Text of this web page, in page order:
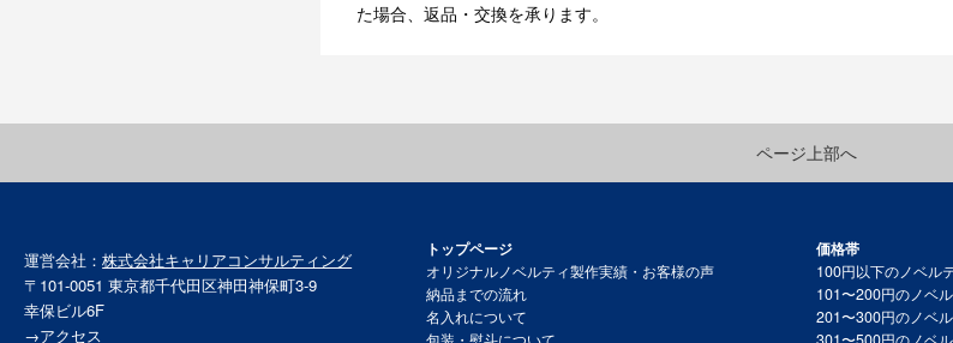
た場合、返品・交換を承ります。
ページ上部へ
運営会社：株式会社キャリアコンサルティング
〒101-0051 東京都千代田区神田神保町3-9
幸保ビル6F
→アクセス
トップページ
オリジナルノベルティ製作実績・お客様の声
納品までの流れ
名入れについて
価格帯
100円以下のノベル
101〜200円のノベ
201〜300円のノベ